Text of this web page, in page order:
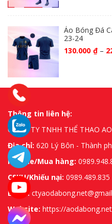
Áo Bóng Đá
23-24
130.000 ₫ –
Thông tin liên hệ:
CÔNG TY TNHH THỂ THAO
Địa chỉ: 620 Lý Bôn - Thành
Hotline/Mua hàng:
CSKH/Khiếu nại: 0989.489.835
Email:
Website: https://